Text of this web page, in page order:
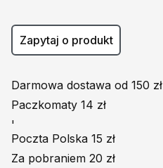
Zapytaj o produkt
Darmowa dostawa od 150 zł
Paczkomaty 14 zł
'
Poczta Polska 15 zł
Za pobraniem 20 zł